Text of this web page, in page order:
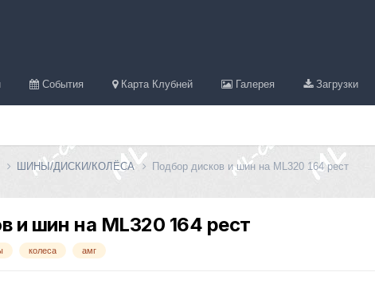
События Карта Клубней Галерея Загрузки
ШИНЫ/ДИСКИ/КОЛЁСА Подбор дисков и шин на ML320 164 рест
и шин на ML320 164 рест
колеса амг